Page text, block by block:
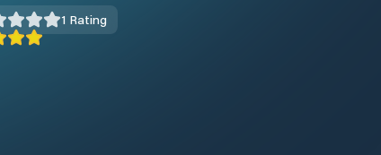
1 Rating